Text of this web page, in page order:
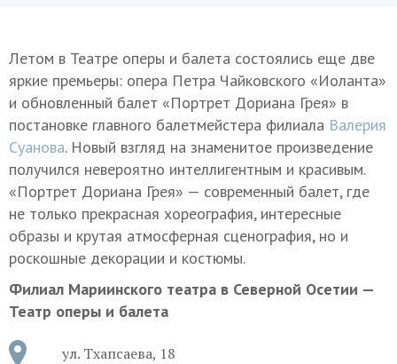
Летом в Театре оперы и балета состоялись еще две
яркие премьеры: опера Петра Чайковского «Иоланта»
и обновленный балет «Портрет Дориана Грея» в
постановке главного балетмейстера филиала Валерия
Суанова. Новый взгляд на знаменитое произведение
получился невероятно интеллигентным и красивым.
«Портрет Дориана Грея» — современный балет, где
не только прекрасная хореография, интересные
образы и крутая атмосферная сценография, но и
роскошные декорации и костюмы.
Филиал Мариинского театра в Северной Осетии —
Театр оперы и балета
ул. Тхапсаева, 18